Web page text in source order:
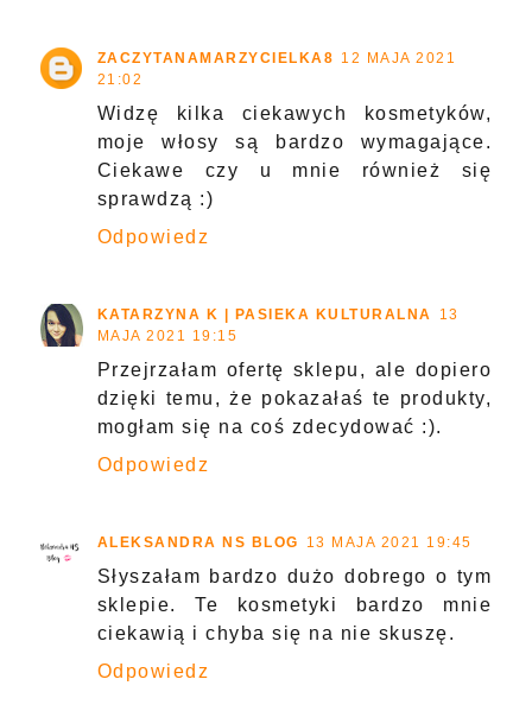
ZACZYTANAMARZYCIELKA8 12 MAJA 2021
21:02
Widzę kilka ciekawych kosmetyków,
moje włosy są bardzo wymagające.
Ciekawe czy u mnie również się
sprawdzą :)
Odpowiedz
KATARZYNA K | PASIEKA KULTURALNA
13
MAJA 2021 19:15
Przejrzałam ofertę sklepu, ale dopiero
dzięki temu, że pokazałaś te produkty,
mogłam się na coś zdecydować :).
Odpowiedz
ALEKSANDRA NS BLOG 13 MAJA 2021 19:45
Słyszałam bardzo dużo dobrego o tym
sklepie. Te kosmetyki bardzo mnie
ciekawią i chyba się na nie skuszę.
Odpowiedz